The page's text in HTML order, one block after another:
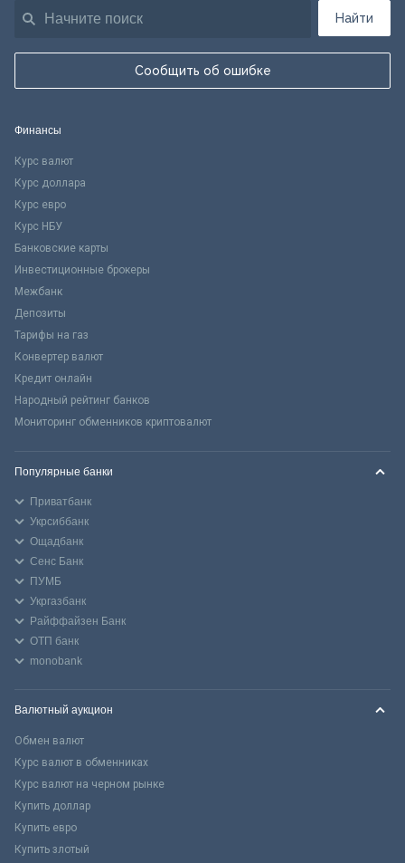
Найти
Сообщить об ошибке
Финансы
Курс валют
Курс доллара
Курс евро
Курс НБУ
Банковские карты
Инвестиционные брокеры
Межбанк
Депозиты
Тарифы на газ
Конвертер валют
Кредит онлайн
Народный рейтинг банков
Мониторинг обменников криптовалют
Популярные банки
Приватбанк
Укрсиббанк
Ощадбанк
Сенс Банк
ПУМБ
Укргазбанк
Райффайзен Банк
ОТП банк
monobank
Валютный аукцион
Обмен валют
Курс валют в обменниках
Курс валют на черном рынке
Купить доллар
Купить евро
Купить злотый